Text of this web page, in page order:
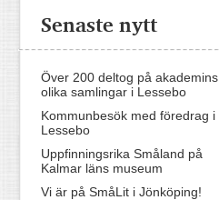
Senaste nytt
Över 200 deltog på akademins
olika samlingar i Lessebo
Kommunbesök med föredrag i
Lessebo
Uppfinningsrika Småland på
Kalmar läns museum
Vi är på SmåLit i Jönköping!